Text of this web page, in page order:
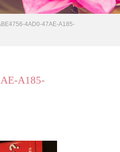
4AD0-47AE-A185-
A185-